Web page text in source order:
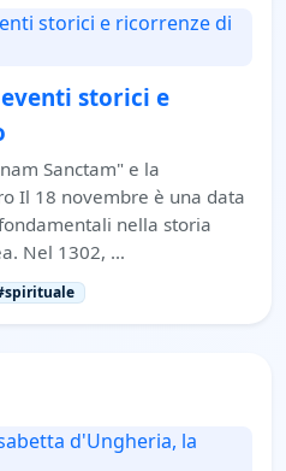
storici e
Sanctam" e la
Il 18 novembre è una data
nella storia
Nel 1302, …